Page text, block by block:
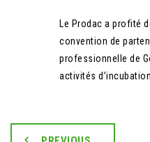
Le Prodac a profité
convention de
professionnelle de
activités d’incubation.